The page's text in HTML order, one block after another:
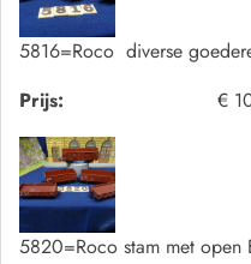
5816=Roco diverse
Prijs:
€
5820=Roco stam met open